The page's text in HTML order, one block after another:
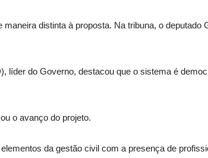
distinta à proposta. Na tribuna, o deputado
líder do Governo, destacou que o sistema é
o avanço do projeto.
da gestão civil com a presença de